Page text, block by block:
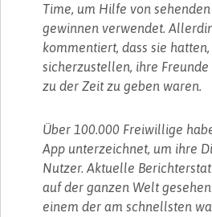
Time, um Hilfe von
gewinnen verwendet.
kommentiert, dass sie hatten,
sicherzustellen, ihre Freunde
zu der Zeit zu geben waren.
Über 100.000 Freiwillige
App unterzeichnet, um ihre
Nutzer. Aktuelle
auf der ganzen Welt
einem der am schnellsten